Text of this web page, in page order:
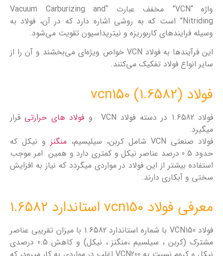
واژه “VCN” مخفف عبارت “Vacuum Carburizing and
Nitriding” است که به روشی اشاره دارد که در آن، فولاد به
وسیله فرایندهای کاربوریزه و نیتریداسیون تقویت می‌شود.
این فرآیندها به فولاد VCN خواص ویژه‌ای می‌بخشند و آن را از
سایر انواع فولاد تفکیک می‌کنند.
فولاد vcn150 (1.6582)
فولاد 1.6582 در دسته فولاد VCN و فولاد های حرارتی قرار
میگیرد.
فولاد صنعتی VCN شامل کربن، سیلیسیم،
منگنز و نیکل که
حدود 0.5 درصد عناصر نیکل و کمتری دارد و همین امر موجب
استفاده بیشتر از این فولاد در مواردی میگردد که نیاز به افزایش
سختی و آبکاری دارند.
معرفی فولاد vcn150 استاندارد 1.6582
فولاد VCN150 با شماره استاندارد 1.6582 با میزان تقریبی عناصر
مشترک (کربن ، سیلسیم ،منگنز ، نیکل) و کاهش 0.5 درصدی